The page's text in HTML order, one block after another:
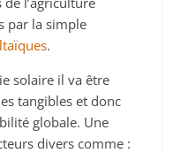
par la simple
.
solaire il va être
tangibles et donc
globale. Une
divers comme :